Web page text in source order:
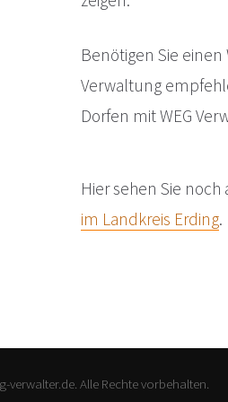
Benötigen Sie einen
Verwaltung
Dorfen mit WEG
Hier sehen Sie
im Landkreis Erding.
verwalter.de. Alle Rechte vorbehalten.